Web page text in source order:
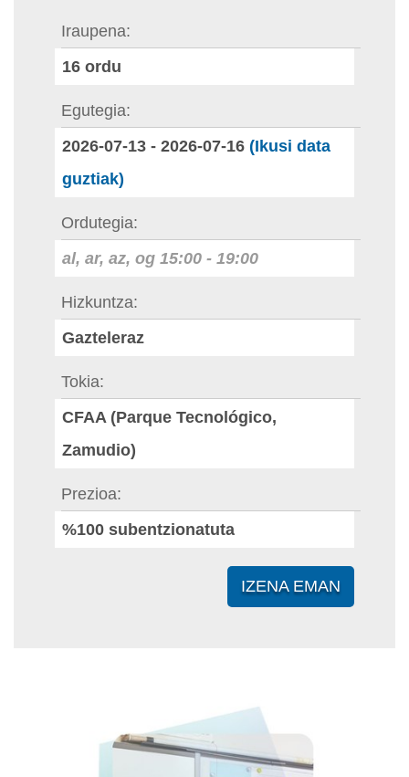
Iraupena
16 ordu
Egutegia
2026-07-13 - 2026-07-16 (Ikusi data
guztiak)
Ordutegia
al, ar, az, og 15:00 - 19:00
Hizkuntza
Gazteleraz
Tokia
CFAA (Parque Tecnológico,
Zamudio)
Prezioa
%100 subentzionatuta
IZENA EMAN